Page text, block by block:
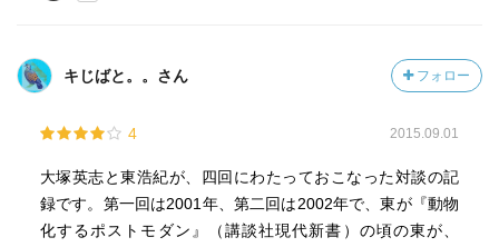
キじばと。。さん フォロー
4 2015.09.01
大塚英志と東浩紀が、四回にわたっておこなった対談の記
録です。第一回は2001年、第二回は2002年で、東が『動物
化するポストモダン』（講談社現代新書）の頃の東が、